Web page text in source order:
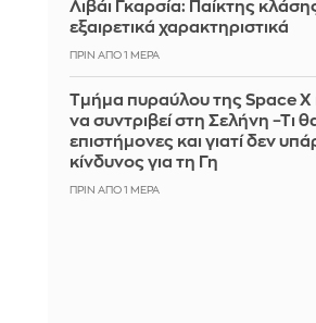
Λιβάι Γκαρσία: Παίκτης
εξαιρετικά χαρακτηριστικά
ΠΡΙΝ ΑΠΌ 1 ΜΈΡΑ
Τμήμα πυραύλου της Space X
να συντριβεί στη Σελήνη –Τι
επιστήμονες και γιατί δεν
κίνδυνος για τη Γη
ΠΡΙΝ ΑΠΌ 1 ΜΈΡΑ